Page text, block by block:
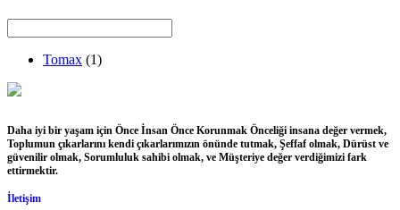
Tomax (1)
Daha iyi bir yaşam için Önce İnsan Önce Korunmak Önceliği insana değer vermek,
Toplumun çıkarlarını kendi çıkarlarımızın önünde tutmak, Şeffaf olmak, Dürüst ve
güvenilir olmak, Sorumluluk sahibi olmak, ve Müşteriye değer verdiğimizi fark
ettirmektir.
İletişim